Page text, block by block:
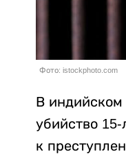
Фото: istockphoto.com
В индийском
убийство
к